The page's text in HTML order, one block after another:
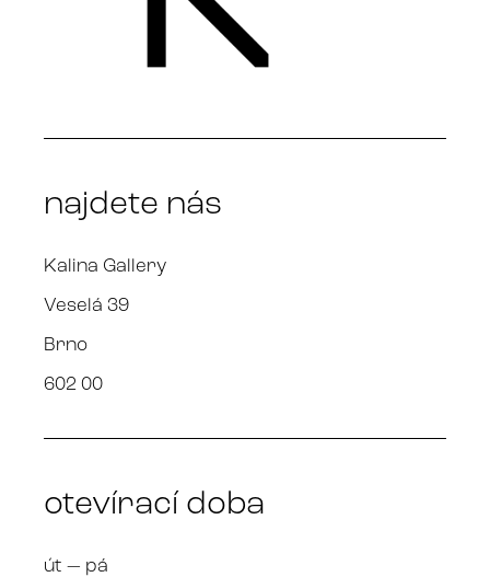
najdete nás
Kalina Gallery
Veselá 39
Brno
602 00
otevírací doba
út — pá